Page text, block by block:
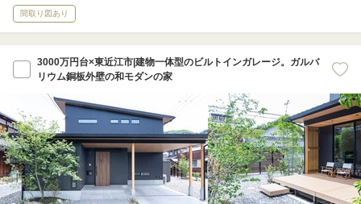
間取り図あり
3000万円台×東近江市|建物一体型のビルトインガレージ。ガルバ
リウム銅板外壁の和モダンの家